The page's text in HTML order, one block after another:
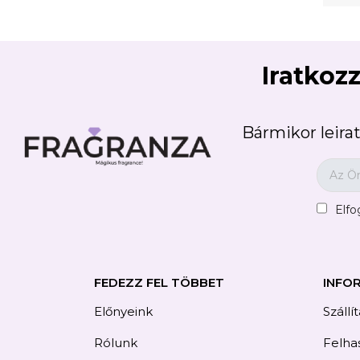
Bármikor
FEDEZZ FEL TÖBBET
Előnyeink
Rólunk